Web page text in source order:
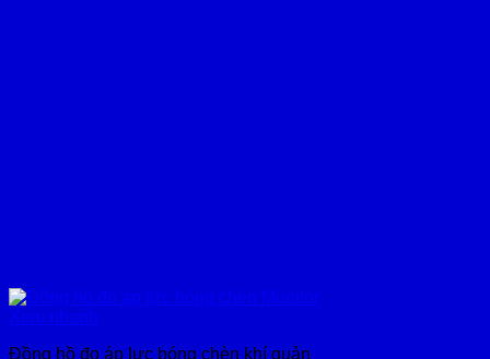
Xem nhanh
Đồng hồ đo áp lực bóng chèn khí quản